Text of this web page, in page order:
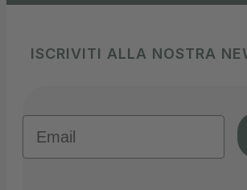
ISCRIVITI ALLA NOSTRA